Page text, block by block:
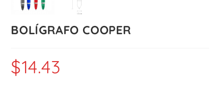
BOLÍGRAFO COOPER
$14.43